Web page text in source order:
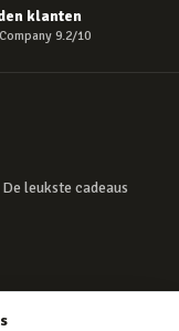
klanten
9.2/10
leukste cadeaus